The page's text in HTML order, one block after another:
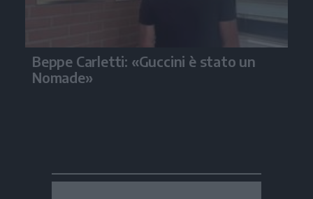
Beppe Carletti: «Guccini è stato un
Nomade»